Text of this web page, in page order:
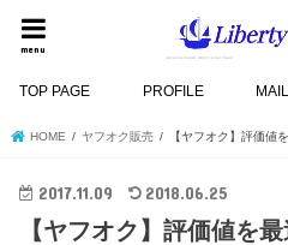
menu
TOP PAGE PROFILE
HOME ヤフオク販売 【ヤフオク】評価値
2017.11.09 2018.06.25
【ヤフオク】評価値を